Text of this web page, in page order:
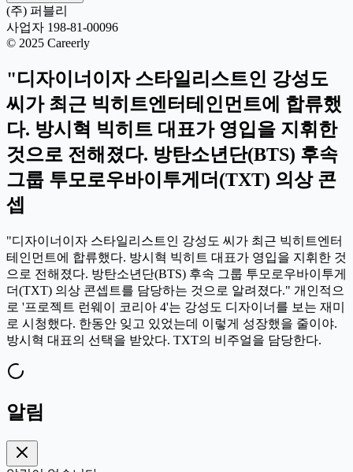
(주) 퍼블리
사업자 198-81-00096
© 2025 Careerly
"디자이너이자 스타일리스트인 강성도
씨가 최근 빅히트엔터테인먼트에 합류했
다. 방시혁 빅히트 대표가 영입을 지휘한
것으로 전해졌다. 방탄소년단(BTS) 후속
그룹 투모로우바이투게더(TXT) 의상 콘
셉
"디자이너이자 스타일리스트인 강성도 씨가 최근 빅히트엔터
테인먼트에 합류했다. 방시혁 빅히트 대표가 영입을 지휘한 것
으로 전해졌다. 방탄소년단(BTS) 후속 그룹 투모로우바이투게
더(TXT) 의상 콘셉트를 담당하는 것으로 알려졌다." 개인적으
로 '프로젝트 런웨이 코리아 4'는 강성도 디자이너를 보는 재미
로 시청했다. 한동안 잊고 있었는데 이렇게 성장했을 줄이야.
방시혁 대표의 선택을 받았다. TXT의 비주얼을 담당한다.
알림